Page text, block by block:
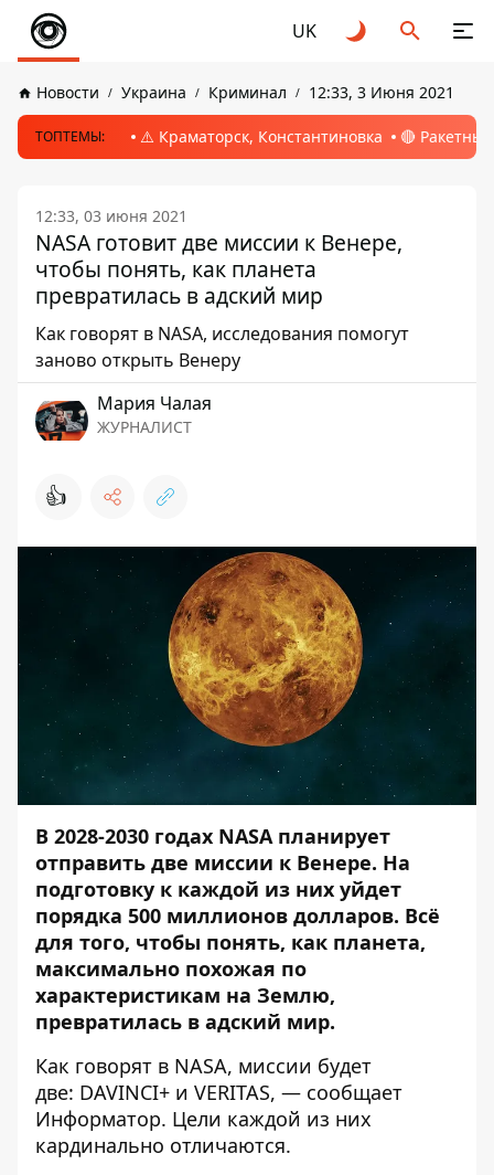
UK
Новости Украина Криминал 12:33, 3 Июня 2021
ТОПТЕМЫ: ⚠️ Краматорск, Константиновка 🔴
12:33, 03 июня 2021
NASA готовит две миссии к Венере,
чтобы понять, как планета
превратилась в адский мир
Как говорят в NASA, исследования помогут
заново открыть Венеру
Мария Чалая
ЖУРНАЛИСТ
👍
В 2028-2030 годах NASA планирует
отправить две миссии к Венере. На
подготовку к каждой из них уйдет
порядка 500 миллионов долларов. Всё
для того, чтобы понять, как планета,
максимально похожая по
характеристикам на Землю,
превратилась в адский мир.
Как говорят в NASA, миссии будет
две: DAVINCI+ и VERITAS, — сообщает
Информатор. Цели каждой из них
кардинально отличаются.